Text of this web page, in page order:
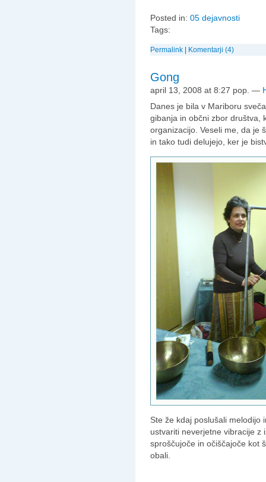
Posted in: 05 dejavnosti
Tags:
Permalink Komentarji (4)
Gong
april 13, 2008 at 8:27 pop. —
Danes je bila v Mariboru
gibanja in občni zbor društva,
organizacijo. Veseli me, da je
in tako tudi delujejo, ker je
Ste že kdaj poslušali melodijo
ustvariti neverjetne vibracije z
sproščujoče in očiščajoče kot
obali.